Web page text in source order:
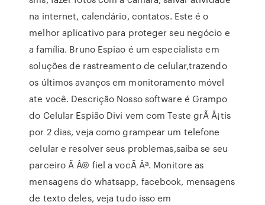
na internet, calendário, contatos. Este é o
melhor aplicativo para proteger seu negócio e
a família. Bruno Espiao é um especialista em
soluções de rastreamento de celular,trazendo
os últimos avanços em monitoramento móvel
ate você. Descrição Nosso software é Grampo
do Celular Espião Divi vem com Teste grÃ Â¡tis
por 2 dias, veja como grampear um telefone
celular e resolver seus problemas,saiba se seu
parceiro Ã Â© fiel a vocÃ Âª. Monitore as
mensagens do whatsapp, facebook, mensagens
de texto deles, veja tudo isso em